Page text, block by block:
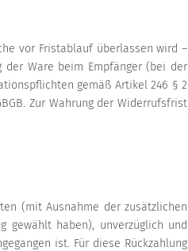
vor Fristablauf überlassen wird –
der Ware beim Empfänger (bei der
gemäß Artikel 246 § 2
Zur Wahrung der Widerrufsfrist
(mit Ausnahme der zusätzlichen
gewählt haben), unverzüglich und
ist. Für diese Rückzahlung